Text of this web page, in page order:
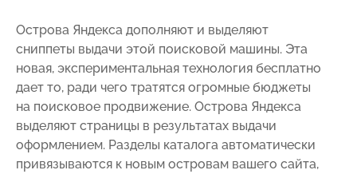
Острова Яндекса дополняют и выделяют
сниппеты выдачи этой поисковой машины. Эта
новая, экспериментальная технология бесплатно
дает то, ради чего тратятся огромные бюджеты
на поисковое продвижение. Острова Яндекса
выделяют страницы в результатах выдачи
оформлением. Разделы каталога автоматически
привязываются к новым островам вашего сайта,